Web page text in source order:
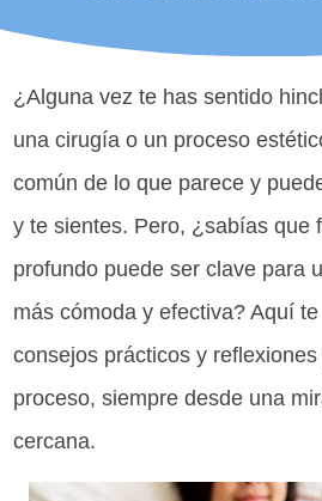
¿Alguna vez te has sentido
una cirugía o un proceso
común de lo que parece y
y te sientes. Pero, ¿sabías que
profundo puede ser clave para
más cómoda y efectiva? Aquí
consejos prácticos y
proceso, siempre desde una
cercana.